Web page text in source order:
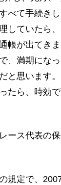
べて手続き
していたら
帳が出てき
、満期にな
と思います
たら、時効
ース代表の
規定で、